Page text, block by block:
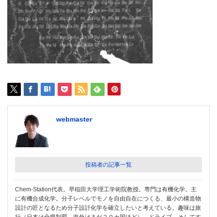
webmaster
投稿者の記事一覧
Chem-Station代表。早稲田大学理工学術院教授。専門は有機化学。主
に有機合成化学。分子レベルでモノを自由自在につくる、最小の構造物
設計の匠となるため分子設計化学を確立したいと考えている。趣味は旅